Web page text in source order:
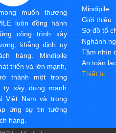
muốn thương
luôn đồng hành
công trình xây
khẳng định uy
hàng. Mindipile
triển và lớn mạnh,
thành một trong
ty xây dựng mạnh
Việt Nam và trong
ứng sự tin tưởng
hàng.
Mindipile
Giới thiệu
Sơ đồ tổ
Nghành
Tầm nhìn
An toàn
Thiết bị